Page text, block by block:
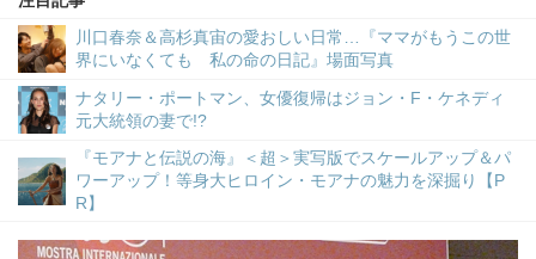
川口春奈＆高杉真宙の愛おしい日常…『ママがもうこの世
界にいなくても 私の命の日記』場面写真
ナタリー・ポートマン、女優復帰はジョン・F・ケネディ
元大統領の妻で!?
『モアナと伝説の海』＜超＞実写版でスケールアップ＆パ
ワーアップ！等身大ヒロイン・モアナの魅力を深掘り【P
R】